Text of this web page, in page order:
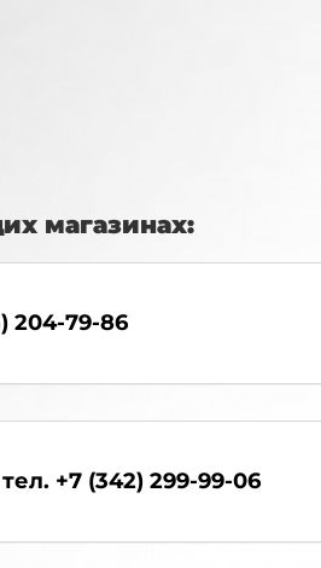
магазинах:
204-79-86
+7 (342) 299-99-06